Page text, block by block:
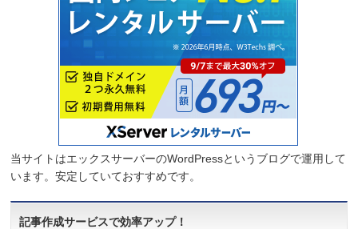
当サイトはエックスサーバーのWordPressというブログで運用して
います。安定していておすすめです。
記事作成サービスで効率アップ！